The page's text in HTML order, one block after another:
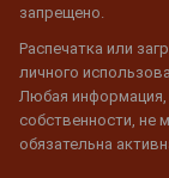
запрещено.
Распечатка или
личного
Любая информация,
собственности, не
обязательна